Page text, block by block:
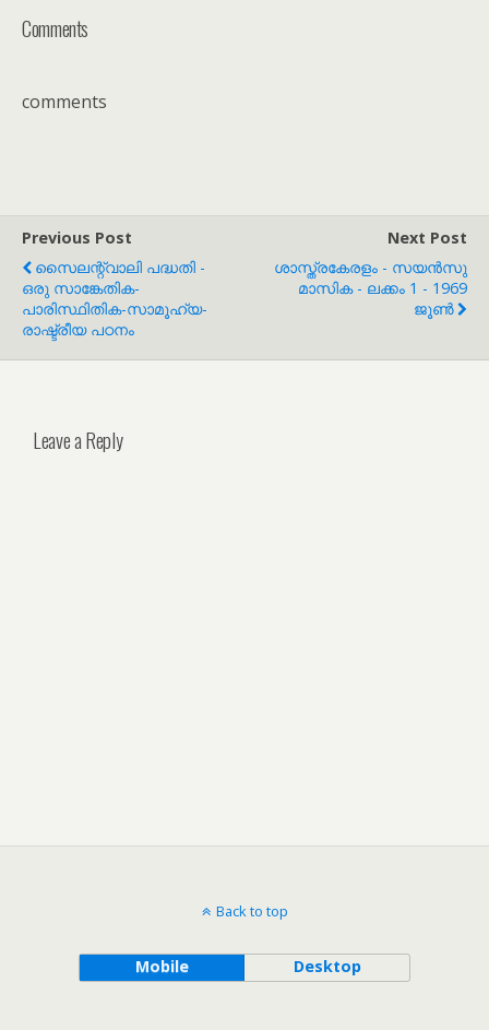
Comments
comments
Previous Post
സൈലന്റ്‌വാലി പദ്ധതി -
ഒരു സാങ്കേതിക-
പാരിസ്ഥിതിക-സാമൂഹ്യ-
രാഷ്ട്രീയ പഠനം
Next Post
ശാസ്ത്രകേരളം - സയൻസു
മാസിക - ലക്കം 1 - 1969
ജൂൺ
Leave a Reply
Back to top
Mobile Desktop